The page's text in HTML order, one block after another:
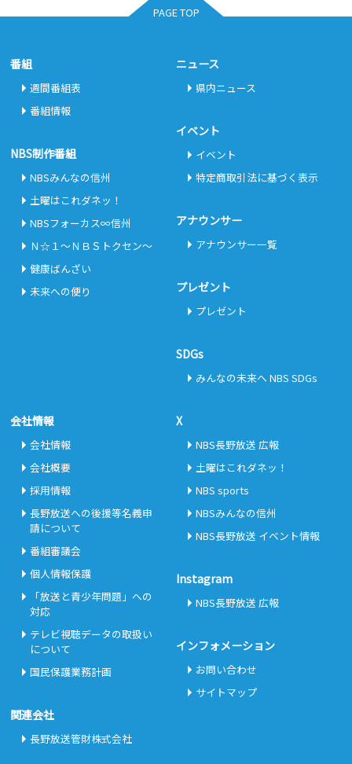
PAGE TOP
番組
週間番組表
番組情報
NBS制作番組
NBSみんなの信州
土曜はこれダネッ！
NBSフォーカス∞信州
Ｎ☆１～ＮＢＳトクセン～
健康ばんざい
未来への便り
ニュース
県内ニュース
イベント
イベント
特定商取引法に基づく表示
アナウンサー
アナウンサー一覧
プレゼント
プレゼント
SDGs
みんなの未来へ NBS SDGs
会社情報
会社情報
会社概要
採用情報
長野放送への後援等名義申
請について
番組審議会
個人情報保護
「放送と青少年問題」への
対応
テレビ視聴データの取扱い
について
国民保護業務計画
関連会社
長野放送管財株式会社
X
NBS長野放送 広報
土曜はこれダネッ！
NBS sports
NBSみんなの信州
NBS長野放送 イベント情報
Instagram
NBS長野放送 広報
インフォメーション
お問い合わせ
サイトマップ